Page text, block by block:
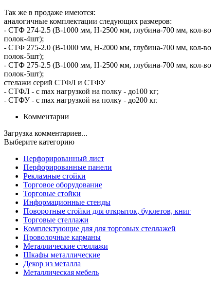
Так же в продаже имеются:
аналогичные комплектации следующих размеров:
- СТФ 274-2.5 (В-1000 мм, Н-2500 мм, глубина-700 мм, кол-во
полок-4шт);
- СТФ 275-2.0 (В-1000 мм, Н-2000 мм, глубина-700 мм, кол-во
полок-5шт);
- СТФ 275-2.5 (В-1000 мм, Н-2500 мм, глубина-700 мм, кол-во
полок-5шт);
стелажи серий СТФЛ и СТФУ
- СТФЛ - с maх нагрузкой на полку - до100 кг;
- СТФУ - с maх нагрузкой на полку - до200 кг.
Комментарии
Загрузка комментариев...
Выберите категорию
Перфорированный лист
Перфорированные панели
Рекламные стойки
Торговое оборудование
Торговые стойки
Информационные стенды
Поворотные стойки для открыток, буклетов, книг
Торговые стеллажи
Комплектующие для для торговых стеллажей
Проволочные карманы
Металлические стеллажи
Шкафы металлические
Декор из металла
Металлическая мебель